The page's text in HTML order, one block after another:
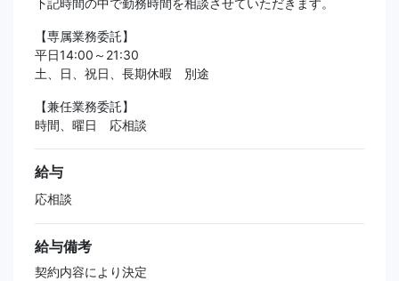
下記時間の中で勤務時間を相談させていただきます。
【専属業務委託】
平日14:00～21:30
土、日、祝日、長期休暇 別途
【兼任業務委託】
時間、曜日 応相談
給与
応相談
給与備考
契約内容により決定